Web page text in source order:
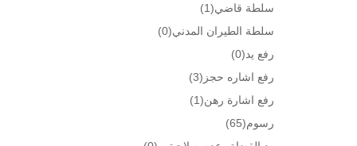
سلطة قاضي(1)
سلطة الطيران المدني(0)
رفع يد(0)
رفع اشاره حجز (3)
رفع اشارة رهن(1)
رسوم(65)